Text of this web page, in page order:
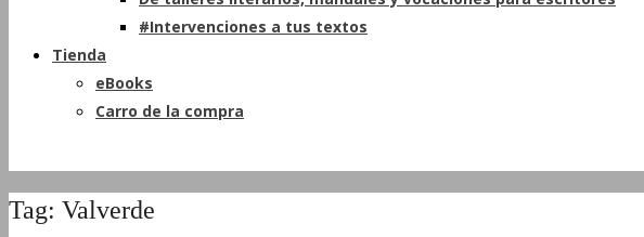
#Intervenciones a tus textos
Tienda
eBooks
Carro de la compra
Tag: Valverde